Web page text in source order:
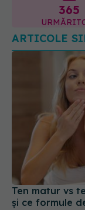
ARTICOLE
Ten matur vs
și ce formule
14 aug 2025, 18:29